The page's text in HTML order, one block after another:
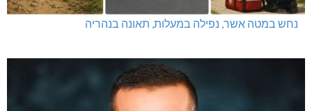
נחש במטה אשר, נפילה במעלות, תאונה בנהריה